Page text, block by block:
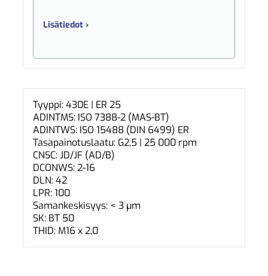
Lisätiedot ›
Tyyppi: 430E | ER 25
ADINTMS: ISO 7388-2 (MAS-BT)
ADINTWS: ISO 15488 (DIN 6499) ER
Tasapainotuslaatu: G2,5 | 25 000 rpm
CNSC: JD/JF (AD/B)
DCONWS: 2-16
DLN: 42
LPR: 100
Samankeskisyys: < 3 µm
SK: BT 50
THID: M16 x 2,0